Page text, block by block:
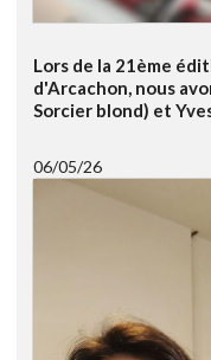
Lors de la 21ème
d'Arcachon, nous
Sorcier blond) et
06/05/26